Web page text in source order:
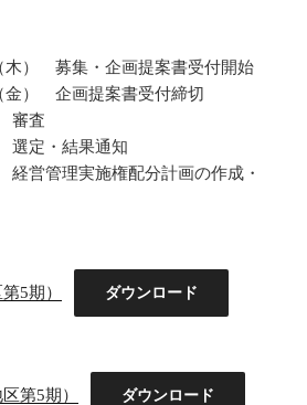
木） 募集・企画提案書受付開始
金） 企画提案書受付締切
審査
定・結果通知
管理実施権配分計画の作成・
5期） ダウンロード
第5期） ダウンロード